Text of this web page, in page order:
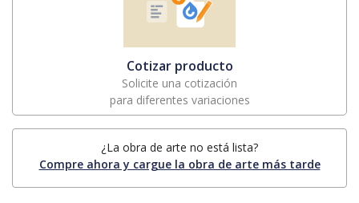
Cotizar producto
Solicite una cotización
para diferentes variaciones
¿La obra de arte no está lista?
Compre ahora y cargue la obra de arte más tarde